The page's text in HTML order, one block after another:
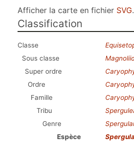
Afficher la carte en fichier SVG.
Classification
Classe
Sous classe
Super ordre
Ordre
Famille
Tribu
Genre
Espèce